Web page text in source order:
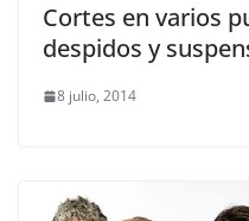
Cortes en varios
despidos y
8 julio, 2014